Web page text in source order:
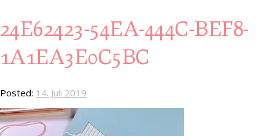
24E62423-54EA-444C-BEF8-
1A1EA3E0C5BC
Posted: 14. Juli 2019